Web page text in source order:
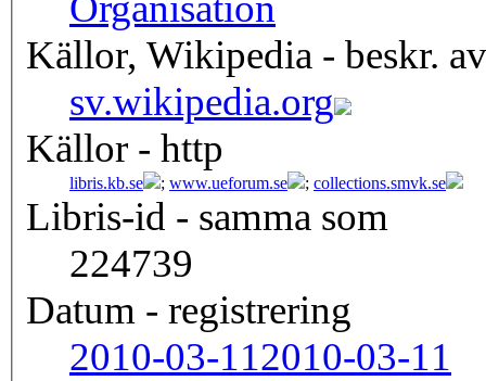
Källor, Wikipedia - beskr. av
sv.wikipedia.org
Källor - http
libris.kb.se ; www.ueforum.se ; collections.smvk.se
Libris-id - samma som
224739
Datum - registrering
2010-03-112010-03-11